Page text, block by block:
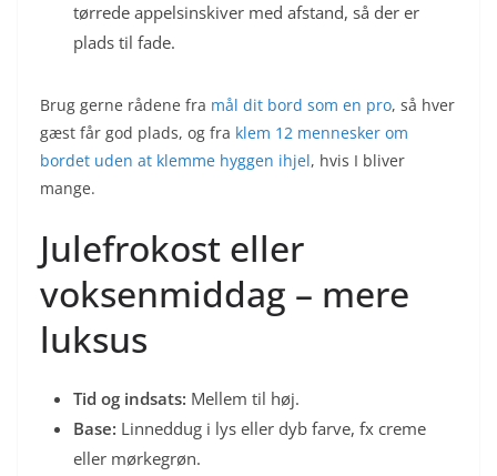
tørrede appelsinskiver med afstand, så der er
plads til fade.
Brug gerne rådene fra mål dit bord som en pro, så hver
gæst får god plads, og fra klem 12 mennesker om
bordet uden at klemme hyggen ihjel, hvis I bliver
mange.
Julefrokost eller
voksenmiddag – mere
luksus
Tid og indsats: Mellem til høj.
Base: Linneddug i lys eller dyb farve, fx creme
eller mørkegrøn.